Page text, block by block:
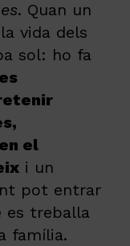
. Quan un
vida dels
sol: ho fa
el
i un
pot entrar
es treballa
família.